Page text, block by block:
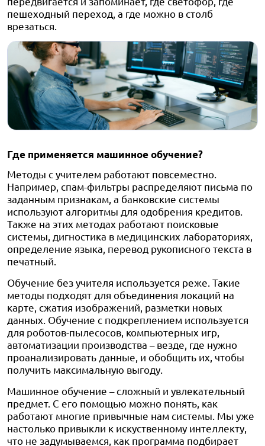
пешеходный переход, а где можно в столб
врезаться.
Где применяется машинное обучение?
Методы с учителем работают повсеместно.
Например, спам-фильтры распределяют письма по
заданным признакам, а банковские системы
используют алгоритмы для одобрения кредитов.
Также на этих методах работают поисковые
системы, дигностика в медицинских лабораториях,
определение языка, перевод рукописного текста в
печатный.
Обучение без учителя используется реже. Такие
методы подходят для объединения локаций на
карте, сжатия изображений, разметки новых
данных. Обучение с подкреплением используется
для роботов-пылесосов, компьютерных игр,
автоматизации производства – везде, где нужно
проанализировать данные, и обобщить их, чтобы
получить максимальную выгоду.
Машинное обучение – сложный и увлекательный
предмет. С его помощью можно понять, как
работают многие привычные нам системы. Мы уже
настолько привыкли к искуственному интеллекту,
что не задумываемся, как программа подбирает